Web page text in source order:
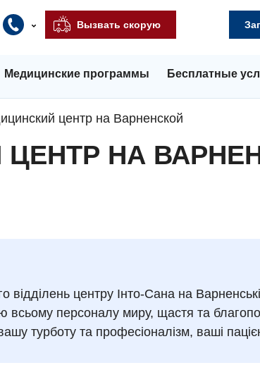
Вызвать скорую
Медицинские программы Бесплатные
центр на Варненской
НА
відділень центру Інто-Сана на
всьому персоналу миру, щастя та
турботу та професіоналізм, ваші